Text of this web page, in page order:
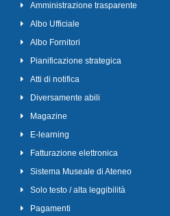
Amministrazione trasparente
Albo Ufficiale
Albo Fornitori
Pianificazione strategica
Atti di notifica
Diversamente abili
Magazine
E-learning
Fatturazione elettronica
Sistema Museale di Ateneo
Solo testo / alta leggibilità
Pagamenti